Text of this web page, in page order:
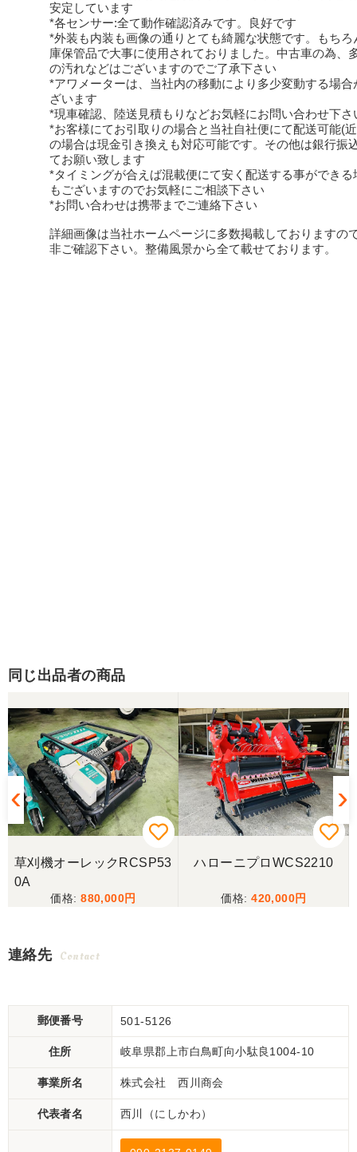
安定しています
*各センサー:全て動作確認済みです。良好です
*外装も内装も画像の通りとても綺麗な状態です。もちろ
庫保管品で大事に使用されておりました。中古車の為、
の汚れなどはございますのでご了承下さい
*アワメーターは、当社内の移動により多少変動する場合
ざいます
*現車確認、陸送見積もりなどお気軽にお問い合わせ下さ
*お客様にてお引取りの場合と当社自社便にて配送可能(
の場合は現金引き換えも対応可能です。その他は銀行振
てお願い致します
*タイミングが合えば混載便にて安く配送する事ができる
もございますのでお気軽にご相談下さい
*お問い合わせは携帯までご連絡下さい
詳細画像は当社ホームページに多数掲載しておりますの
非ご確認下さい。整備風景から全て載せております。
同じ出品者の商品
草刈機オーレックRCSP53
0A
880,000
ハローニプロWCS2210
420,000
連絡先 Contact
郵便番号 501-5126
住所 岐阜県郡上市白鳥町向小駄良1004-10
事業所名 株式会社 西川商会
代表者名 西川（にしかわ）